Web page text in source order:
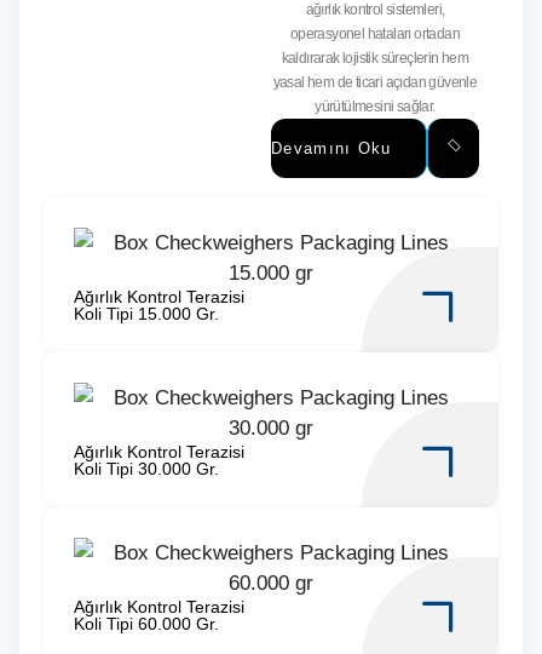
ağırlık kontrol sistemleri,
operasyonel hataları ortadan
kaldırarak lojistik süreçlerin hem
yasal hem de ticari açıdan güvenle
yürütülmesini sağlar.
Devamını Oku
Ağırlık Kontrol Terazisi
Koli Tipi 15.000 Gr.
Ağırlık Kontrol Terazisi
Koli Tipi 30.000 Gr.
Ağırlık Kontrol Terazisi
Koli Tipi 60.000 Gr.